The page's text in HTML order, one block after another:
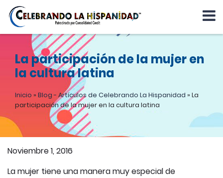
La participación de la mujer en
la cultura latina
Inicio » Blog - Artículos de Celebrando La Hispanidad » La
participación de la mujer en la cultura latina
Noviembre 1, 2016
La mujer tiene una manera muy especial de